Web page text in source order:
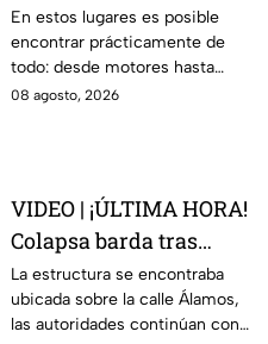
lugar ideal para los
automovilistas
En estos lugares es posible
encontrar prácticamente de
todo: desde motores hasta
transmisores.
08 agosto, 2026
VIDEO | ¡ÚLTIMA HORA!
Colapsa barda tras
intensa lluvia en León;
¿hay personas
lesionadas?
La estructura se encontraba
ubicada sobre la calle Álamos,
las autoridades continúan con